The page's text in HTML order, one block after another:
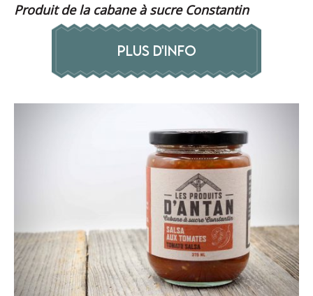
Produit de la cabane à sucre Constantin
PLUS D'INFO